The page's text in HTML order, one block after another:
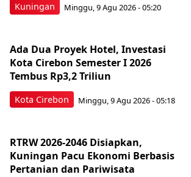
Kuningan Minggu, 9 Agu 2026 - 05:20
Kota Cirebon
Ada Dua Proyek Hotel, Investasi
Kota Cirebon Semester I 2026
Tembus Rp3,2 Triliun
Minggu, 9 Agu 2026 - 05:18
RTRW 2026-2046 Disiapkan,
Kuningan Pacu Ekonomi Berbasis
Pertanian dan Pariwisata